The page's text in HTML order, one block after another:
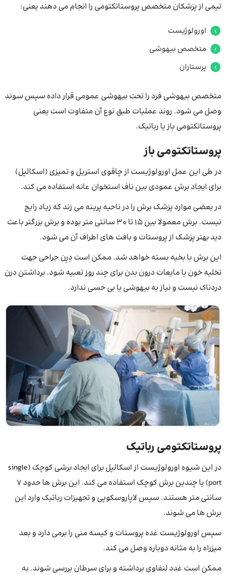
تیمی از پزشکان متخصص پروستاتکتومی را انجام می دهند یعنی:
اورولوژیست
متخصص بیهوشی
پرستاران
متخصص بیهوشی فرد را تحت بیهوشی عمومی قرار داده سپس سوند
وصل می شود. روند عملیات طبق نوع آن متفاوت است یعنی
پروستاتکتومی باز یا رباتیک.
پروستاتکتومی باز
در طی این عمل اورولوژیست از چاقوی استریل و تمیزی (اسکالپل)
برای ایجاد برش عمودی بین ناف استخوان عانه استفاده می کند.
در بعضی موارد پزشک برش را در ناحیه پرینه می ‌زند که زیاد رایج
نیست. برش معمولا بین ۱۵ تا ۳۰ سانتی متر بوده و برش بزرگتر باعث
دید بهتر پزشک از پروستات و بافت های اطراف آن می شود.
این برش با بخیه بسته خواهد شد. ممکن است دِرِن جراحی جهت
تخلیه خون یا مایعات درون بدن برای چند روز تعبیه شود. برداشتن درن
دردناک نیست و نیاز به بیهوشی یا بی حسی ندارد.
پروستاتکتومی رباتیک
در این شیوه اورولوژیست از اسکالپل برای ایجاد برشی کوچک (single
port) یا چندین برش کوچک استفاده می کند. این برش ها حدود ۷
سانتی متر هستند. سپس لاپاروسکوپی و تجهیزات رباتیک وارد این
برش ها می ‌شوند.
سپس اورولوژیست غده پروستات و کیسه منی را برمی ‌دارد و بعد
میزراه را به مثانه دوباره وصل می‌ کند.
ممکن است غدد لنفاوی برداشته و برای سرطان بررسی شوند. به